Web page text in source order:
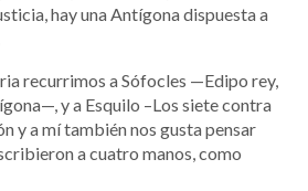
hay una Antígona dispuesta a
recurrimos a Sófocles —Edipo rey,
y a Esquilo –Los siete contra
y a mí también nos gusta pensar
a cuatro manos, como